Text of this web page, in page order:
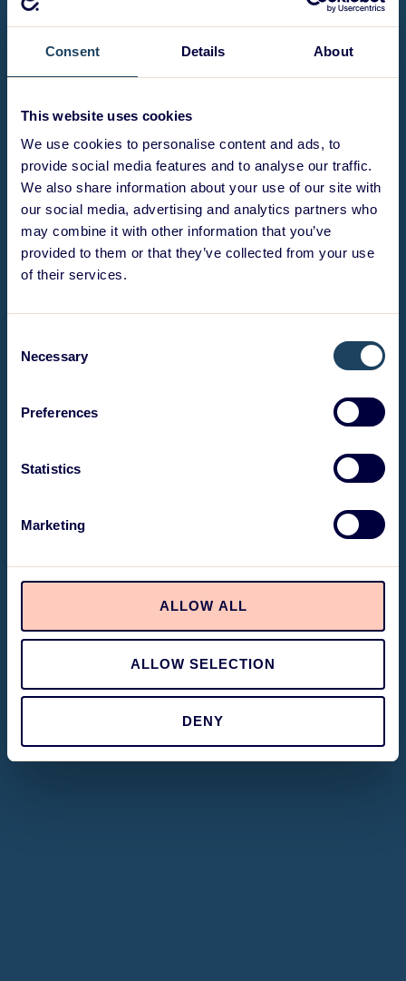
Consent Details About
This website uses cookies
We use cookies to personalise content and ads, to
provide social media features and to analyse our traffic.
We also share information about your use of our site with
our social media, advertising and analytics partners who
may combine it with other information that you’ve
provided to them or that they’ve collected from your use
of their services.
Selection
Necessary
Preferences
Statistics
Marketing
ALLOW ALL
ALLOW SELECTION
DENY